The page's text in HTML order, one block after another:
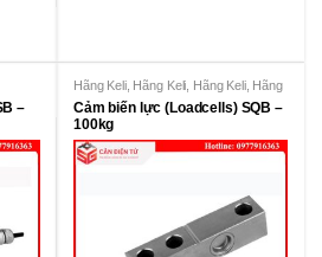
–
Hãng Keli, Hãng Keli Hãng Keli, Hãng
KeLi
Cảm biến lực (Loadcells) SQB –
100kg